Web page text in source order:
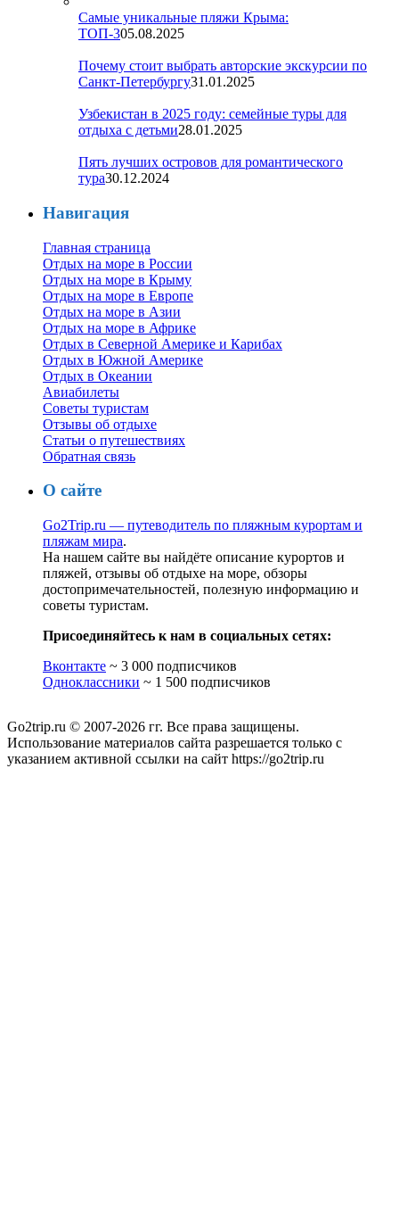
Самые уникальные пляжи Крыма:
ТОП-305.08.2025
Почему стоит выбрать авторские экскурсии по
Санкт-Петербургу31.01.2025
Узбекистан в 2025 году: семейные туры для
отдыха с детьми28.01.2025
Пять лучших островов для романтического
тура30.12.2024
Навигация
Главная страница
Отдых на море в России
Отдых на море в Крыму
Отдых на море в Европе
Отдых на море в Азии
Отдых на море в Африке
Отдых в Северной Америке и Карибах
Отдых в Южной Америке
Отдых в Океании
Авиабилеты
Советы туристам
Отзывы об отдыхе
Статьи о путешествиях
Обратная связь
О сайте
Go2Trip.ru — путеводитель по пляжным курортам и
пляжам мира.
На нашем сайте вы найдёте описание курортов и
пляжей, отзывы об отдыхе на море, обзоры
достопримечательностей, полезную информацию и
советы туристам.
Присоединяйтесь к нам в социальных сетях:
Вконтакте ~ 3 000 подписчиков
Одноклассники ~ 1 500 подписчиков
Go2trip.ru © 2007-2026 гг. Все права защищены.
Использование материалов сайта разрешается только с
указанием активной ссылки на сайт https://go2trip.ru